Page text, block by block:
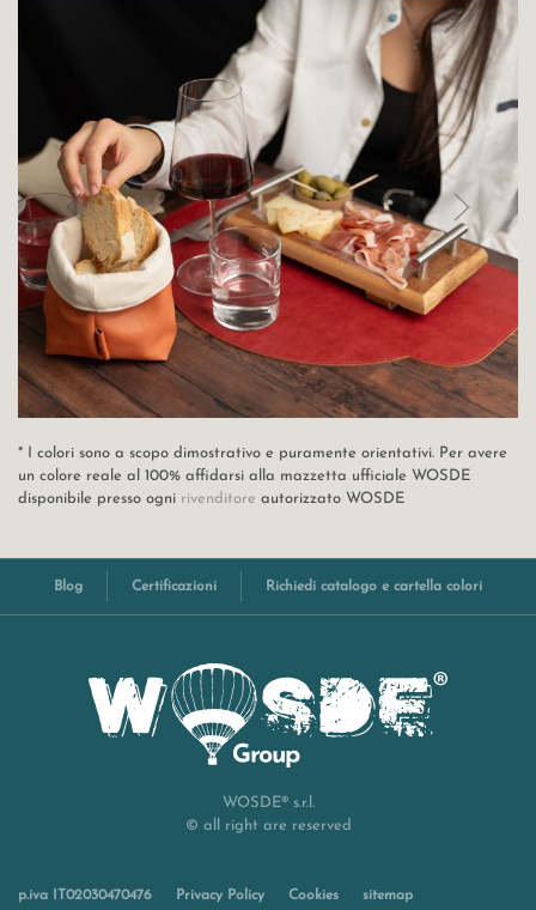
* I colori sono a scopo dimostrativo e puramente orientativi. Per avere
un colore reale al 100% affidarsi alla mazzetta ufficiale WOSDE
disponibile presso ogni rivenditore autorizzato WOSDE
Blog Certificazioni Richiedi catalogo e cartella colori
WOSDE® s.r.l.
© all right are reserved
p.iva IT02030470476 Privacy Policy Cookies sitemap